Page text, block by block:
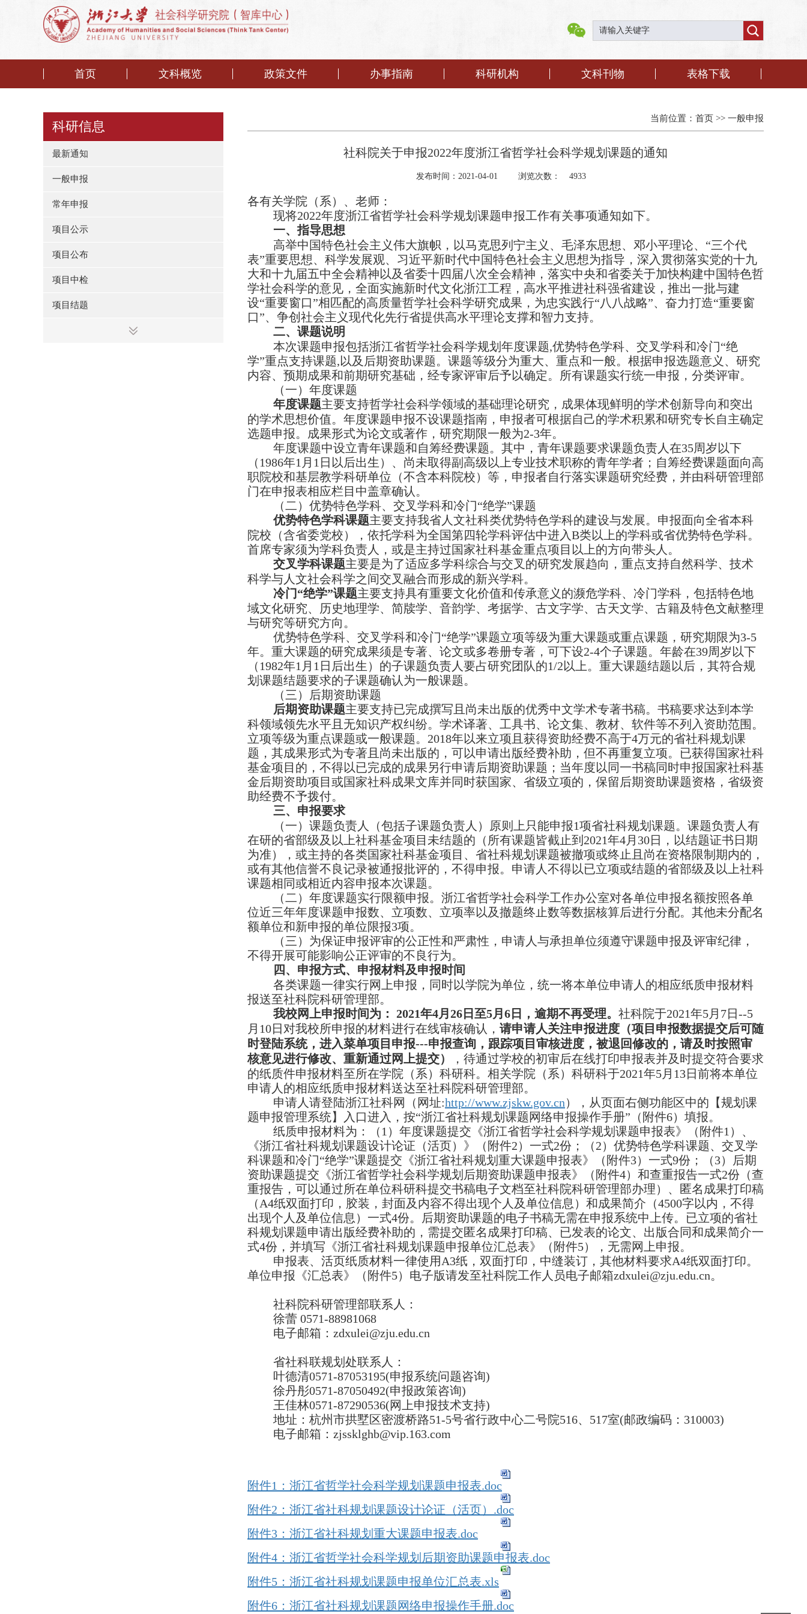
首页 文科概览 政策文件 办事指南 科研机构 文科刊物 表格下载
科研信息
最新通知
一般申报
常年申报
项目公示
项目公布
项目中检
项目结题
当前位置： 首页 >> 一般申报
社科院关于申报2022年度浙江省哲学社会科学规划课题的通知
发布时间：2021-04-01 浏览次数： 4933
各有关学院（系）、老师：
现将2022年度浙江省哲学社会科学规划课题申报工作有关事项通知如下。
一、指导思想
高举中国特色社会主义伟大旗帜，以马克思列宁主义、毛泽东思想、邓小平理论、 “三个代
表”重要思想、科学发展观、习近平新时代中国特色社会主义思想为指导，深入贯彻落实党的十九
大和十九届五中全会精神以及省委十四届八次全会精神，落实中央和省委关于加快构建中国特色哲
学社会科学的意见，全面实施新时代文化浙江工程，高水平推进社科强省建设，推出一批与建
设“重要窗口”相匹配的高质量哲学社会科学研究成果，为忠实践行“八八战略”、奋力打造“重要窗
口”、争创社会主义现代化先行省提供高水平理论支撑和智力支持。
二、课题说明
本次课题申报包括浙江省哲学社会科学规划年度课题,优势特色学科、交叉学科和冷门“绝
学”重点支持课题,以及后期资助课题。课题等级分为重大、重点和一般。根据申报选题意义、研究
内容、预期成果和前期研究基础，经专家评审后予以确定。所有课题实行统一申报，分类评审。
（一）年度课题
年度课题主要支持哲学社会科学领域的基础理论研究，成果体现鲜明的学术创新导向和突出
的学术思想价值。年度课题申报不设课题指南，申报者可根据自己的学术积累和研究专长自主确定
选题申报。成果形式为论文或著作，研究期限一般为2-3年。
年度课题中设立青年课题和自筹经费课题。其中，青年课题要求课题负责人在35周岁以下
（1986年1 月 1 日以后出生）、尚未取得副高级以上专业技术职称的青年学者；自筹经费课题面向高
职院校和基层教学科研单位（不含本科院校）等，申报者自行落实课题研究经费，并由科研管理部
门在申报表相应栏目中盖章确认。
（二）优势特色学科、交叉学科和冷门“绝学”课题
优势特色学科课题主要支持我省人文社科类优势特色学科的建设与发展。申报面向全省本科
院校（含省委党校），依托学科为全国第四轮学科评估中进入B类以上的学科或省优势特色学科。
首席专家须为学科负责人，或是主持过国家社科基金重点项目以上的方向带头人。
交叉学科课题主要是为了适应多学科综合与交叉的研究发展趋向，重点支持自然科学、技术
科学与人文社会科学之间交叉融合而形成的新兴学科。
冷门“绝学”课题主要支持具有重要文化价值和传承意义的濒危学科、冷门学科，包括特色地
域文化研究、历史地理学、简牍学、音韵学、考据学、古文字学、古天文学、古籍及特色文献整理
与研究等研究方向。
优势特色学科、交叉学科和冷门“绝学”课题立项等级为重大课题或重点课题，研究期限为3-5
年。重大课题的研究成果须是专著、论文或多卷册专著，可下设2-4个子课题。年龄在39周岁以下
（1982年1 月 1 日后出生）的子课题负责人要占研究团队的1/2以上。重大课题结题以后，其符合规
划课题结题要求的子课题确认为一般课题。
（三）后期资助课题
后期资助课题主要支持已完成撰写且尚未出版的优秀中文学术专著书稿。书稿要求达到本学
科领域领先水平且无知识产权纠纷。学术译著、工具书、论文集、教材、软件等不列入资助范围。
立项等级为重点课题或一般课题。 2018年以来立项且获得资助经费不高于4万元的省社科规划课
题，其成果形式为专著且尚未出版的，可以申请出版经费补助，但不再重复立项。已获得国家社科
基金项目的，不得以已完成的成果另行申请后期资助课题；当年度以同一书稿同时申报国家社科基
金后期资助项目或国家社科成果文库并同时获国家、省级立项的，保留后期资助课题资格，省级资
助经费不予拨付。
三、申报要求
（一）课题负责人（包括子课题负责人）原则上只能申报1项省社科规划课题。课题负责人有
在研的省部级及以上社科基金项目未结题的（所有课题皆截止到 2021年4月 30日，以结题证书日期
为准），或主持的各类国家社科基金项目、省社科规划课题被撤项或终止且尚在资格限制期内的，
或有其他信誉不良记录被通报批评的，不得申报。申请人不得以已立项或结题的省部级及以上社科
课题相同或相近内容申报本次课题。
（二）年度课题实行限额申报。浙江省哲学社会科学工作办公室对各单位申报名额按照各单
位近三年年度课题申报数、立项数、立项率以及撤题终止数等数据核算后进行分配。其他未分配名
额单位和新申报的单位限报3项。
（三）为保证申报评审的公正性和严肃性，申请人与承担单位须遵守课题申报及评审纪律，
不得开展可能影响公正评审的不良行为。
四、申报方式、申报材料及申报时间
各类课题一律实行网上申报，同时以学院为单位，统一将本单位申请人的相应纸质申报材料
报送至社科院科研管理部。
我校网上申报时间为： 2021年4月 26 日至5月 6 日，逾期不再受理。 社科院于2021年5月 7日 --5
月 10日对我校所申报的材料进行在线审核确认， 请申请人关注申报进度（项目申报数据提交后可随
时登陆系统，进入菜单项目申报---申报查询，跟踪项目审核进度，被退回修改的，请及时按照审
核意见进行修改、重新通过网上提交）
，待通过学校的初审后在线打印申报表并及时提交符合要求
的纸质件申报材料至所在学院（系）科研科。相关学院（系）科研科于2021年5月 13日前将本单位
申请人的相应纸质申报材料送达至社科院科研管理部。
申请人请登陆浙江社科网（网址:http://www.zjskw.gov.cn），从页面右侧功能区中的【规划课
题申报管理系统】入口进入，按“浙江省社科规划课题网络申报操作手册”（附件6）填报。
纸质申报材料为：（1 ）年度课题提交《浙江省哲学社会科学规划课题申报表》（附件1 ）、
《浙江省社科规划课题设计论证（活页）》（附件2）一式2份；（2）优势特色学科课题、交叉学
科课题和冷门“绝学”课题提交《浙江省社科规划重大课题申报表》（附件3）一式9份；（3）后期
资助课题提交《浙江省哲学社会科学规划后期资助课题申报表》（附件4）和查重报告一式2份（查
重报告，可以通过所在单位科研科提交书稿电子文档至社科院科研管理部办理）、匿名成果打印稿
（ A4纸双面打印，胶装，封面及内容不得出现个人及单位信息）和成果简介（4500字以内，不得
出现个人及单位信息）一式4份。后期资助课题的电子书稿无需在申报系统中上传。已立项的省社
科规划课题申请出版经费补助的，需提交匿名成果打印稿、已发表的论文、出版合同和成果简介一
式4份，并填写《浙江省社科规划课题申报单位汇总表》（附件5），无需网上申报。
申报表、活页纸质材料一律使用 A3纸，双面打印，中缝装订，其他材料要求A4纸双面打印。
单位申报《汇总表》（附件5）电子版请发至社科院工作人员电子邮箱zdxulei@zju.edu.cn。
社科院科研管理部联系人：
徐蕾 0571-88981068
电子邮箱： zdxulei@zju.edu.cn
省社科联规划处联系人：
叶德清0571-87053195(申报系统问题咨询)
徐丹彤0571-87050492(申报政策咨询)
王佳林0571-87290536(网上申报技术支持)
地址：杭州市拱墅区密渡桥路51-5号省行政中心二号院516、 517室(邮政编码： 310003)
电子邮箱： zjssklghb@vip.163.com
附件1：浙江省哲学社会科学规划课题申报表.doc
附件2：浙江省社科规划课题设计论证（活页）.doc
附件3：浙江省社科规划重大课题申报表.doc
附件4：浙江省哲学社会科学规划后期资助课题申报表.doc
附件5：浙江省社科规划课题申报单位汇总表.xls
附件6：浙江省社科规划课题网络申报操作手册.doc